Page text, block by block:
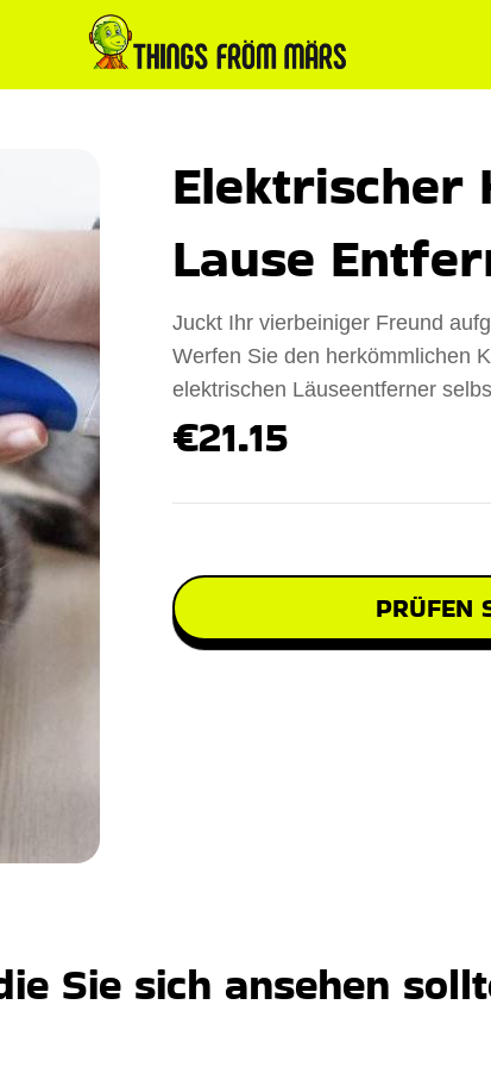
Elektrischer
Lause
Juckt Ihr vierbeiniger Freund
Werfen Sie den herkömmlichen
elektrischen Läuseentferner
€21.15
PRÜFEN
Sie sich ansehen